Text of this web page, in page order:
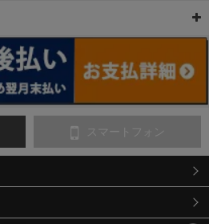
ンス
スマートフォン